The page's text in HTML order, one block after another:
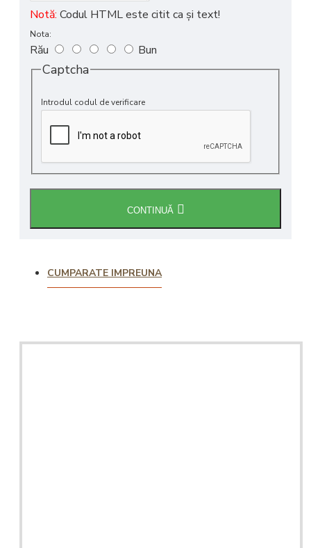
Notă: Codul HTML este citit ca şi text!
Nota:
Rău Bun
Captcha
Introdul codul de verificare
CONTINUĂ
CUMPARATE IMPREUNA